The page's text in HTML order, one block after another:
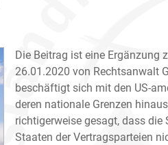
Die Beitrag ist eine Ergänzung
26.01.2020 von Rechtsanwalt
beschäftigt sich mit den US-
deren nationale Grenzen
richtigerweise gesagt, dass die
Staaten der Vertragsparteien